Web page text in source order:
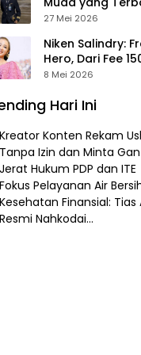
Pesawat
27 Mei 2026
Niken Salindry:
Hero, Dari Fee
Punya Aset
8 Mei 2026
Hari Ini
Kreator Konten Rekam
Tanpa Izin dan Minta
Jerat Hukum PDP dan ITE
Fokus Pelayanan Air
Kesehatan Finansial: Tias
Resmi Nahkodai…